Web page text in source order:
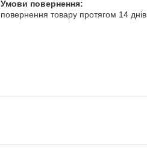
повернення товару протягом 14 днів